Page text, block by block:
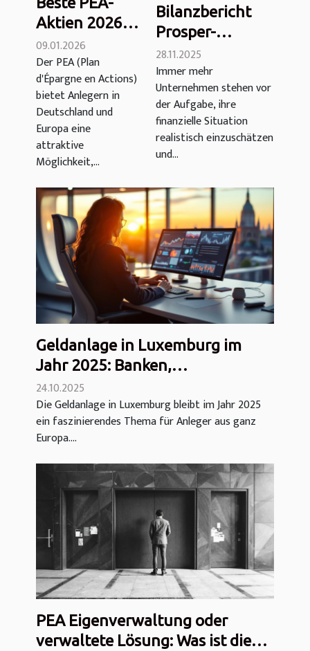
Aktien 2026:
Dividenden,
Wachstum
und führende
europäische
Werte
09.01.2026
Der PEA (Plan
d'Épargne en Actions)
bietet Anlegern in
Deutschland und
Europa eine
attraktive
Möglichkeit,...
Bilanzbericht
Prosper-
Beratung 2025:
Bewertung von
Unabhängigkeit,
Kosten und
Ergebnissen
28.11.2025
Immer mehr
Unternehmen stehen vor
der Aufgabe, ihre
finanzielle Situation
realistisch einzuschätzen
und...
Geldanlage in Luxemburg im
Jahr 2025: Banken,
Steuervorteile und Grenzen
24.10.2025
Die Geldanlage in Luxemburg bleibt im Jahr 2025
ein faszinierendes Thema für Anleger aus ganz
Europa....
PEA Eigenverwaltung oder
verwaltete Lösung: Was ist die